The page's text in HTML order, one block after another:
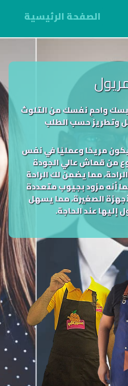
الصفحة الرئيسية
واحمِ نفسك من التلوث
وتطريز حسب الطلب
مريحًا وعمليًا في نفس
من قماش عالي الجودة
مما يضمن لك الراحة
أنه مزود بجيوب متعددة
الصغيرة، مما يسهل
إليها عند الحاجة.